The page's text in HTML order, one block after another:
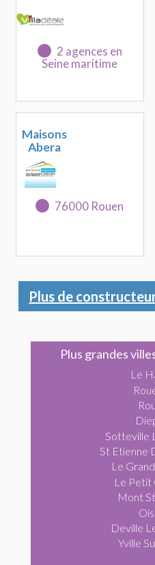
2 agences en
Seine maritime
Maisons
Abera
76000 Rouen
Plus de
Plus grandes
Le
Sotteville
St Etienne
Le
Le Petit
Mont
Deville
Yville